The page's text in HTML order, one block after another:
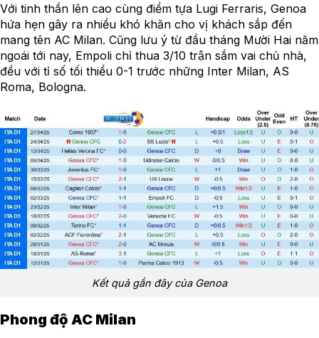
Với tinh thần lên cao cùng điểm tựa Lugi Ferraris, Genoa
hứa hẹn gây ra nhiều khó khăn cho vị khách sắp đến
mang tên AC Milan. Cũng lưu ý từ đầu tháng Mười Hai năm
ngoái tới nay, Empoli chỉ thua 3/10 trận sắm vai chủ nhà,
đều với tỉ số tối thiểu 0-1 trước những Inter Milan, AS
Roma, Bologna.
Kết quả gần đây của Genoa
Phong độ AC Milan